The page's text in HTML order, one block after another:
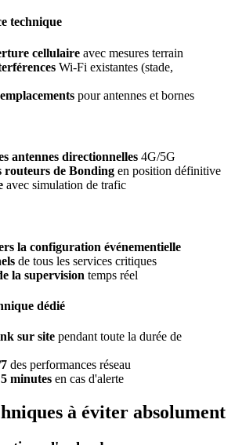
technique
cellulaire avec mesures terrain
Wi-Fi existantes (stade,
pour antennes et bornes
antennes directionnelles 4G/5G
routeurs de Bonding en position définitive
avec simulation de trafic
la configuration événementielle
de tous les services critiques
la supervision temps réel
dédié
sur site pendant toute la durée de
des performances réseau
minutes en cas d'alerte
à éviter absolument